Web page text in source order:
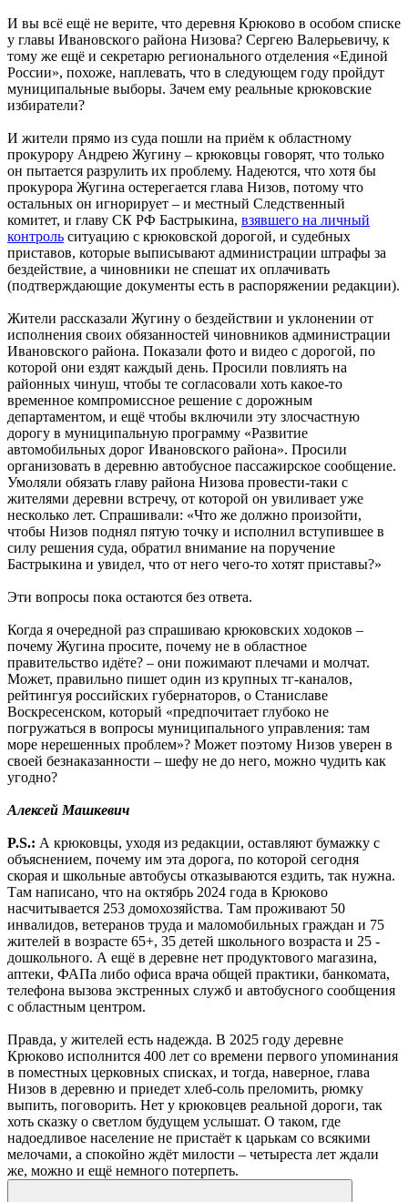
И вы всё ещё не верите, что деревня Крюково в особом списке
у главы Ивановского района Низова? Сергею Валерьевичу, к
тому же ещё и секретарю регионального отделения «Единой
России», похоже, наплевать, что в следующем году пройдут
муниципальные выборы. Зачем ему реальные крюковские
избиратели?
И жители прямо из суда пошли на приём к областному
прокурору Андрею Жугину – крюковцы говорят, что только
он пытается разрулить их проблему. Надеются, что хотя бы
прокурора Жугина остерегается глава Низов, потому что
остальных он игнорирует – и местный Следственный
комитет, и главу СК РФ Бастрыкина, взявшего на личный
контроль ситуацию с крюковской дорогой, и судебных
приставов, которые выписывают администрации штрафы за
бездействие, а чиновники не спешат их оплачивать
(подтверждающие документы есть в распоряжении редакции).
Жители рассказали Жугину о бездействии и уклонении от
исполнения своих обязанностей чиновников администрации
Ивановского района. Показали фото и видео с дорогой, по
которой они ездят каждый день. Просили повлиять на
районных чинуш, чтобы те согласовали хоть какое-то
временное компромиссное решение с дорожным
департаментом, и ещё чтобы включили эту злосчастную
дорогу в муниципальную программу «Развитие
автомобильных дорог Ивановского района». Просили
организовать в деревню автобусное пассажирское сообщение.
Умоляли обязать главу района Низова провести-таки с
жителями деревни встречу, от которой он увиливает уже
несколько лет. Спрашивали: «Что же должно произойти,
чтобы Низов поднял пятую точку и исполнил вступившее в
силу решения суда, обратил внимание на поручение
Бастрыкина и увидел, что от него чего-то хотят приставы?»
Эти вопросы пока остаются без ответа.
Когда я очередной раз спрашиваю крюковских ходоков –
почему Жугина просите, почему не в областное
правительство идёте? – они пожимают плечами и молчат.
Может, правильно пишет один из крупных тг-каналов,
рейтингуя российских губернаторов, о Станиславе
Воскресенском, который «предпочитает глубоко не
погружаться в вопросы муниципального управления: там
море нерешенных проблем»? Может поэтому Низов уверен в
своей безнаказанности – шефу не до него, можно чудить как
угодно?
Алексей Машкевич
P.S.: А крюковцы, уходя из редакции, оставляют бумажку с
объяснением, почему им эта дорога, по которой сегодня
скорая и школьные автобусы отказываются ездить, так нужна.
Там написано, что на октябрь 2024 года в Крюково
насчитывается 253 домохозяйства. Там проживают 50
инвалидов, ветеранов труда и маломобильных граждан и 75
жителей в возрасте 65+, 35 детей школьного возраста и 25 -
дошкольного. А ещё в деревне нет продуктового магазина,
аптеки, ФАПа либо офиса врача общей практики, банкомата,
телефона вызова экстренных служб и автобусного сообщения
с областным центром.
Правда, у жителей есть надежда. В 2025 году деревне
Крюково исполнится 400 лет со времени первого упоминания
в поместных церковных списках, и тогда, наверное, глава
Низов в деревню и приедет хлеб-соль преломить, рюмку
выпить, поговорить. Нет у крюковцев реальной дороги, так
хоть сказку о светлом будущем услышат. О таком, где
надоедливое население не пристаёт к царькам со всякими
мелочами, а спокойно ждёт милости – четыреста лет ждали
же, можно и ещё немного потерпеть.